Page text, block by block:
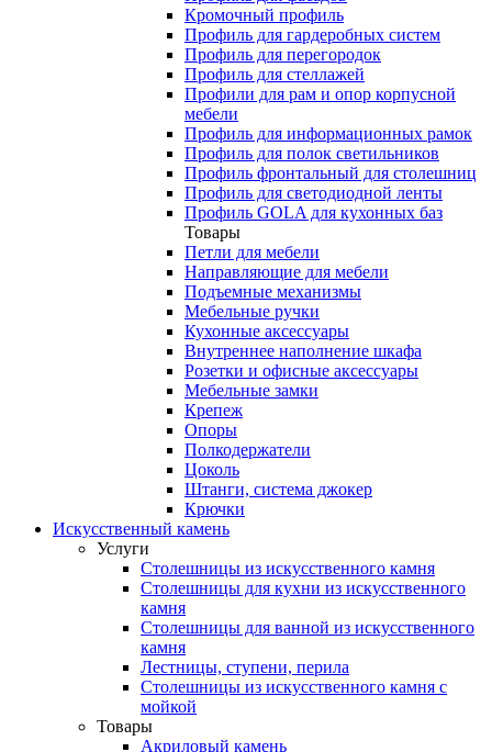
Кромочный профиль
Профиль для гардеробных систем
Профиль для перегородок
Профиль для стеллажей
Профили для рам и опор корпусной
мебели
Профиль для информационных рамок
Профиль для полок светильников
Профиль фронтальный для столешниц
Профиль для светодиодной ленты
Профиль GOLA для кухонных баз
Товары
Петли для мебели
Направляющие для мебели
Подъемные механизмы
Мебельные ручки
Кухонные аксессуары
Внутреннее наполнение шкафа
Розетки и офисные аксессуары
Мебельные замки
Крепеж
Опоры
Полкодержатели
Цоколь
Штанги, система джокер
Крючки
Искусственный камень
Услуги
Столешницы из искусственного камня
Столешницы для кухни из искусственного
камня
Столешницы для ванной из искусственного
камня
Лестницы, ступени, перила
Столешницы из искусственного камня с
мойкой
Товары
Акриловый камень